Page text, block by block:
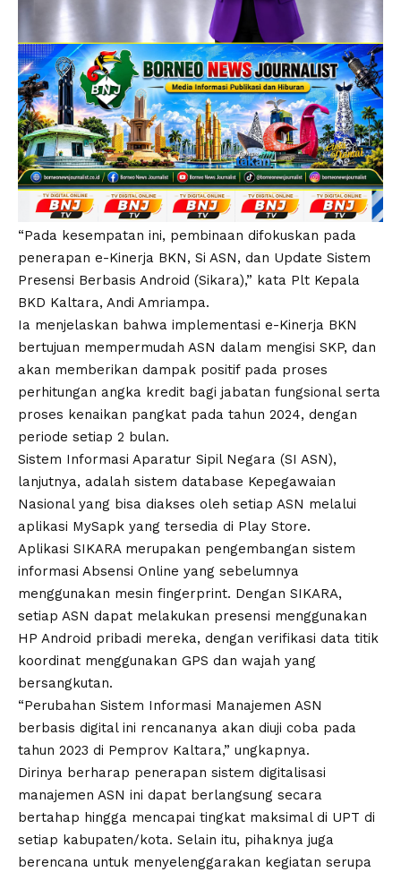
“Pada kesempatan ini, pembinaan difokuskan pada
penerapan e-Kinerja BKN, Si ASN, dan Update Sistem
Presensi Berbasis Android (Sikara),” kata Plt Kepala
BKD Kaltara, Andi Amriampa.
Ia menjelaskan bahwa implementasi e-Kinerja BKN
bertujuan mempermudah ASN dalam mengisi SKP, dan
akan memberikan dampak positif pada proses
perhitungan angka kredit bagi jabatan fungsional serta
proses kenaikan pangkat pada tahun 2024, dengan
periode setiap 2 bulan.
Sistem Informasi Aparatur Sipil Negara (SI ASN),
lanjutnya, adalah sistem database Kepegawaian
Nasional yang bisa diakses oleh setiap ASN melalui
aplikasi MySapk yang tersedia di Play Store.
Aplikasi SIKARA merupakan pengembangan sistem
informasi Absensi Online yang sebelumnya
menggunakan mesin fingerprint. Dengan SIKARA,
setiap ASN dapat melakukan presensi menggunakan
HP Android pribadi mereka, dengan verifikasi data titik
koordinat menggunakan GPS dan wajah yang
bersangkutan.
“Perubahan Sistem Informasi Manajemen ASN
berbasis digital ini rencananya akan diuji coba pada
tahun 2023 di Pemprov Kaltara,” ungkapnya.
Dirinya berharap penerapan sistem digitalisasi
manajemen ASN ini dapat berlangsung secara
bertahap hingga mencapai tingkat maksimal di UPT di
setiap kabupaten/kota. Selain itu, pihaknya juga
berencana untuk menyelenggarakan kegiatan serupa